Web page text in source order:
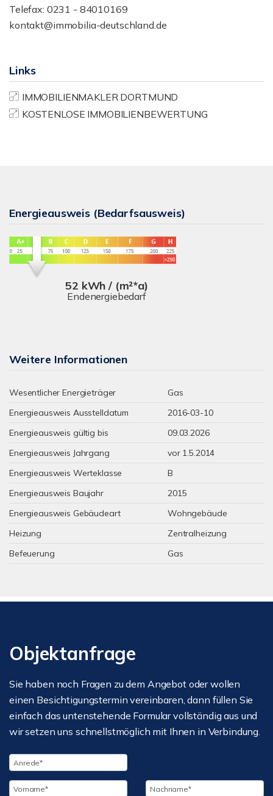
Telefax: 0231 - 84010169
kontakt@immobilia-deutschland.de
Links
IMMOBILIENMAKLER DORTMUND
KOSTENLOSE IMMOBILIENBEWERTUNG
Energieausweis (Bedarfsausweis)
52 kWh / (m²*a)
Endenergiebedarf
Weitere Informationen
Wesentlicher Energieträger
Gas
Energieausweis Ausstelldatum
2016-03-10
Energieausweis gültig bis
09.03.2026
Energieausweis Jahrgang
vor 1.5.2014
Energieausweis Werteklasse
B
Energieausweis Baujahr
2015
Energieausweis Gebäudeart
Wohngebäude
Heizung
Zentralheizung
Befeuerung
Gas
Objektanfrage
Sie haben noch Fragen zu dem Angebot oder wollen
einen Besichtigungstermin vereinbaren, dann füllen Sie
einfach das untenstehende Formular vollständig aus und
wir setzen uns schnellstmöglich mit Ihnen in Verbindung.